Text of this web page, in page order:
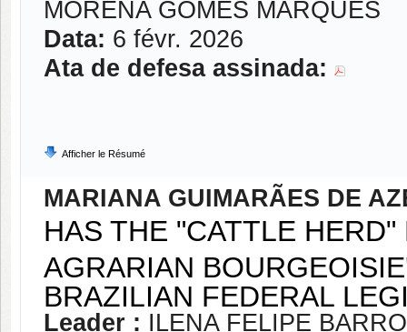
MORENA GOMES MARQUES
Data: 6 févr. 2026
Ata de defesa assinada:
Afficher le Résumé
MARIANA GUIMARÃES DE
HAS THE "CATTLE
AGRARIAN
BRAZILIAN FEDERAL
Leader : ILENA FELIPE